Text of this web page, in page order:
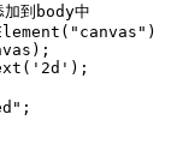
到body中
( "canvas" )
( '2d' );
;